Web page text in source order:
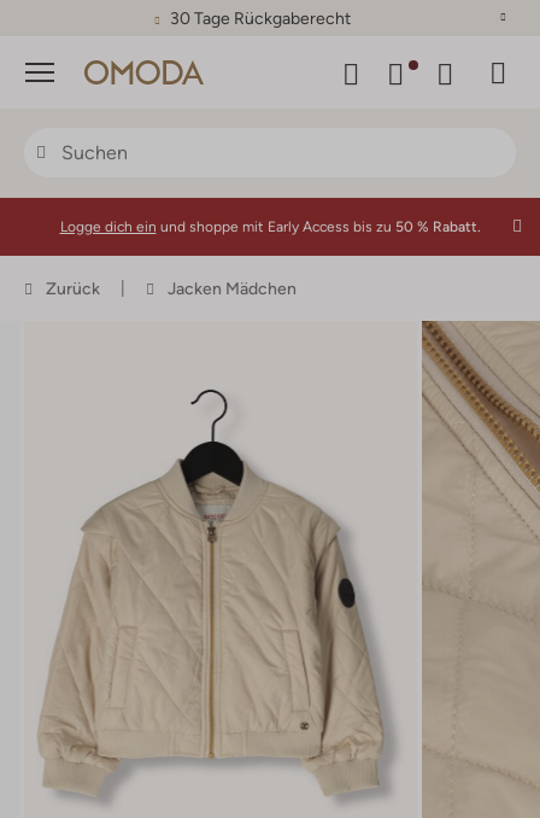
30 Tage Rückgaberecht
Menü
Logge dich ein und shoppe mit Early Access bis zu 50 % Rabatt.
Zurück Jacken Mädchen